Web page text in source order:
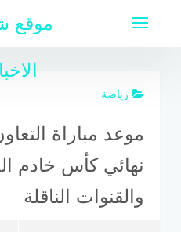
رياضة
موعد مباراة
نهائي كأس خادم
والقنوات الناقلة